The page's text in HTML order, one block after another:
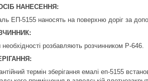
НАНЕСЕННЯ:
ЕП-5155 наносять на поверхню доріг за
необхідності розбавляють розчинником Р-646.
термін зберігання емалі еп-5155